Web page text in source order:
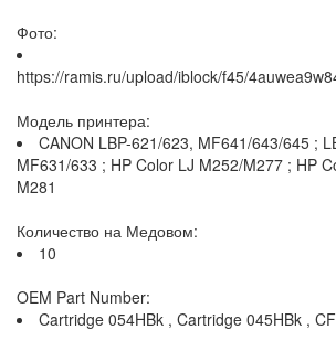
Фото:
https://ramis.ru/upload/iblock/f45/
Модель принтера:
CANON LBP-621/623, MF641/643/645 ;
MF631/633 ; HP Color LJ M252/M277 ; HP
M281
Количество на Медовом:
10
OEM Part Number:
Cartridge 054HBk , Cartridge 045HBk ,